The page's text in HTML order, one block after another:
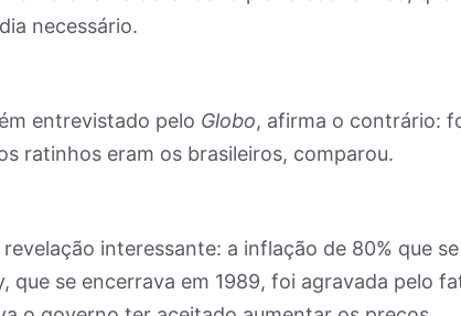
necessário.
entrevistado pelo Globo, afirma o contrário:
ratinhos eram os brasileiros, comparou.
interessante: a inflação de 80% que se
que se encerrava em 1989, foi agravada pelo